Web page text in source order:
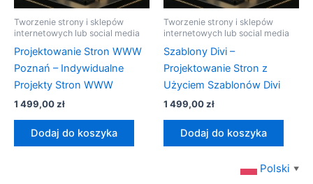
Tworzenie strony i sklepów
internetowych lub social media
Projektowanie Stron WWW
Poznań – Indywidualne
Projekty Stron WWW
1 499,00zł
Dodaj do koszyka
Tworzenie strony i sklepów
internetowych lub social media
Szablony Divi –
Projektowanie Stron z
Użyciem Szablonów Divi
1 499,00zł
Dodaj do koszyka
Polski ▼